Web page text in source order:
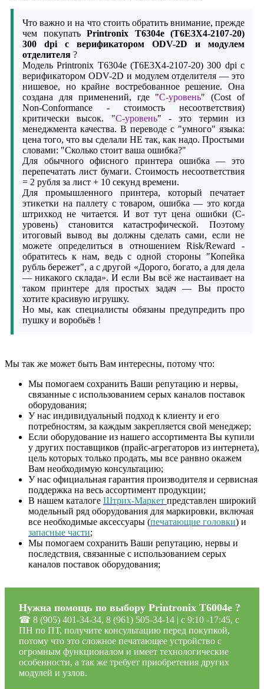
Что важно и на что стоить обратить внимание, прежде
чем покупать Printronix T6304e (T6E3X4-2107-20)
300 dpi с верификатором ODV-2D и модулем
отделителя ?
Модель Printronix T6304e (T6E3X4-2107-20) 300 dpi с
верификатором ODV-2D и модулем отделителя — это
нишевое, но крайне востребованное решение. Она
создана для применений, где "C-уровень" (Cost of
Non-Conformance - стоимость несоответствия)
критически высок. "C-уровень" - это термин из
менеджмента качества. В переводе с "умного" языка:
цена того, что вы сделали НЕ так, как надо. Простыми
словами: "Сколько стоит ваша ошибка?"
Для обычного офисного принтера ошибка — это
перепечатать лист бумаги. Стоимость несоответствия
= 2 рубля за лист + 10 секунд времени.
Для промышленного принтера, который печатает
этикетки на паллету с товаром, ошибка — это когда
штрихкод не читается. И вот тут цена ошибки (C-
уровень) становится катастрофической. Поэтому
итоговый вывод вы должны сделать сами, если не
можете определиться в отношением Risk/Reward -
обратитесь к нам, ведь с одной стороны "Копейка
рубль бережет", а с другой «Дорого, богато, а для дела
— никакого склада». И если Вы всё же настаивает на
таком принтере для простых задач — Вы просто
хотите красивую игрушку.
Но мы, как специалисты обязаны предупредить про
пушку и воробьёв !
Мы так же может быть Вам интересны, потому что:
Мы помогаем сохранить Ваши репутацию и нервы,
связанные с использованием серых каналов поставок
оборудования;
У нас индивидуальный подход к клиенту и его
потребностям, за каждым закрепляется свой менеджер;
Если оборудование из нашего ассортимента Вы купили
у других поставщиков (прайс-агрегаторов из интернета),
цель которых только продать, мы все ранвно окажем
Вам необходимую консультацию;
У нас официальная гарантия производителя и сервисная
поддержка на весь ассортимент продукции;
В нашем каталоге Штрих-Маркет представлен широкий
модельный ряд оборудования для маркировки, включая
все необходимые аксессуары (печатающие головки) и
запасные части;
Мы помогаем сохранить Ваши репутацию, нервы и
последствия, связанные с использованием серых
каналов поставок оборудования;
Нужна помощь по выбору Printronix T6004e ?
☎ 8 (905) 401-34-34, 8 (961) 505-34-14 | c 9:10 -17:45, с
ПН по ПТ, получите консультацию перед покупкой,
потому что это сложное печатающее устройство с
огромным функционалом и имеет технологические
особенности, а так же требует приобретения других
модулей и узлов.